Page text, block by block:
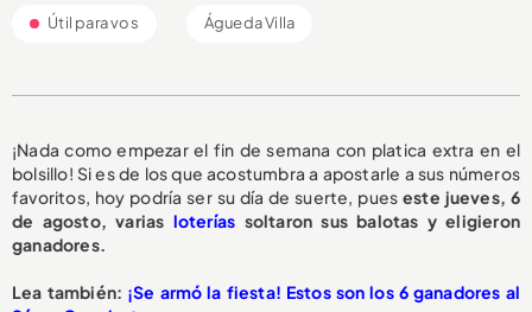
Útil para vos Águeda Villa
¡Nada como empezar el fin de semana con platica extra en el
bolsillo! Si es de los que acostumbra a apostarle a sus números
favoritos, hoy podría ser su día de suerte, pueseste jueves, 6
de agosto, varias loterías soltaron sus balotas y eligieron
ganadores.
Lea también: ¡Se armó la fiesta! Estos son los 6 ganadores al